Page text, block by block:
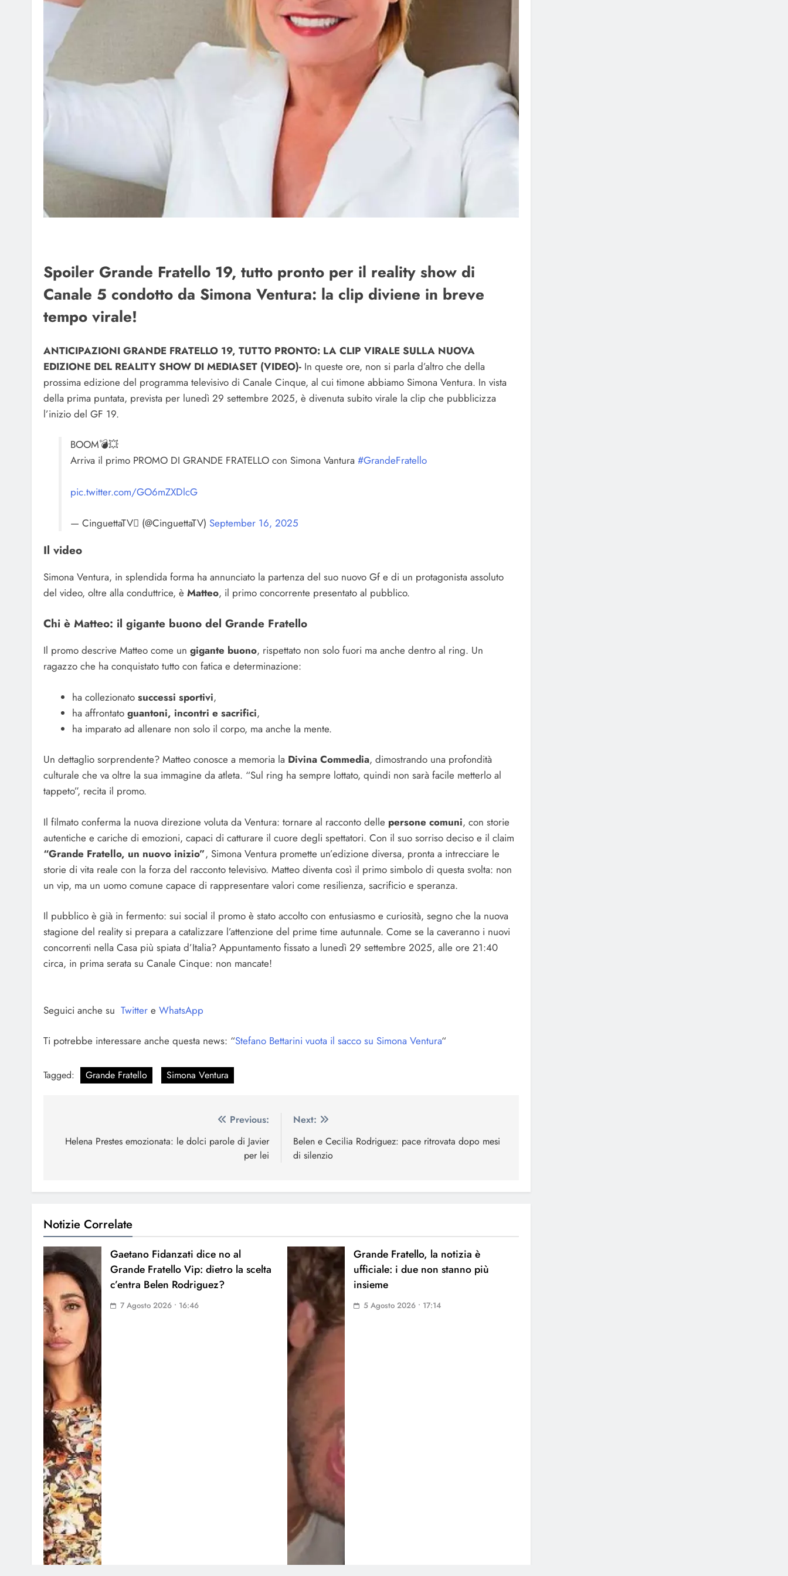
Spoiler Grande Fratello 19, tutto pronto per il reality show di
Canale 5 condotto da Simona Ventura: la clip diviene in breve
tempo virale!
ANTICIPAZIONI GRANDE FRATELLO 19, TUTTO PRONTO: LA CLIP VIRALE SULLA NUOVA
EDIZIONE DEL REALITY SHOW DI MEDIASET (VIDEO)- In queste ore, non si parla d’altro che della
prossima edizione del programma televisivo di Canale Cinque, al cui timone abbiamo Simona Ventura. In vista
della prima puntata, prevista per lunedì 29 settembre 2025, è divenuta subito virale la clip che pubblicizza
l’inizio del GF 19.
BOOM💣💥
Arriva il primo PROMO DI GRANDE FRATELLO con Simona Vantura #GrandeFratello
pic.twitter.com/GO6mZXDlcG
— CinguettaTV (@CinguettaTV) September 16, 2025
Il video
Simona Ventura, in splendida forma ha annunciato la partenza del suo nuovo Gf e di un protagonista assoluto
del video, oltre alla conduttrice, è Matteo, il primo concorrente presentato al pubblico.
Chi è Matteo: il gigante buono del Grande Fratello
Il promo descrive Matteo come un gigante buono, rispettato non solo fuori ma anche dentro al ring. Un
ragazzo che ha conquistato tutto con fatica e determinazione:
ha collezionato successi sportivi,
ha affrontato guantoni, incontri e sacrifici,
ha imparato ad allenare non solo il corpo, ma anche la mente.
Un dettaglio sorprendente? Matteo conosce a memoria la Divina Commedia, dimostrando una profondità
culturale che va oltre la sua immagine da atleta. “Sul ring ha sempre lottato, quindi non sarà facile metterlo al
tappeto”, recita il promo.
Il filmato conferma la nuova direzione voluta da Ventura: tornare al racconto delle persone comuni, con storie
autentiche e cariche di emozioni, capaci di catturare il cuore degli spettatori. Con il suo sorriso deciso e il claim
“Grande Fratello, un nuovo inizio”, Simona Ventura promette un’edizione diversa, pronta a intrecciare le
storie di vita reale con la forza del racconto televisivo. Matteo diventa così il primo simbolo di questa svolta: non
un vip, ma un uomo comune capace di rappresentare valori come resilienza, sacrificio e speranza.
Il pubblico è già in fermento: sui social il promo è stato accolto con entusiasmo e curiosità, segno che la nuova
stagione del reality si prepara a catalizzare l’attenzione del prime time autunnale. Come se la caveranno i nuovi
concorrenti nella Casa più spiata d’Italia? Appuntamento fissato a lunedì 29 settembre 2025, alle ore 21:40
circa, in prima serata su Canale Cinque: non mancate!
Seguici anche su Twitter e WhatsApp
Ti potrebbe interessare anche questa news: “Stefano Bettarini vuota il sacco su Simona Ventura“
Tagged: Grande Fratello Simona Ventura
articoli
Previous:
Helena Prestes emozionata: le dolci parole di Javier
per lei
Next:
Belen e Cecilia Rodriguez: pace ritrovata dopo mesi
di silenzio
Notizie Correlate
Gaetano Fidanzati dice no al
Grande Fratello Vip: dietro la scelta
c’entra Belen Rodriguez?
7 Agosto 2026 • 16:46
Grande Fratello, la notizia è
ufficiale: i due non stanno più
insieme
5 Agosto 2026 • 17:14